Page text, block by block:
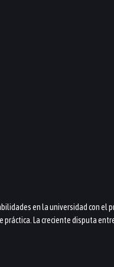
en la universidad con
La creciente disputa